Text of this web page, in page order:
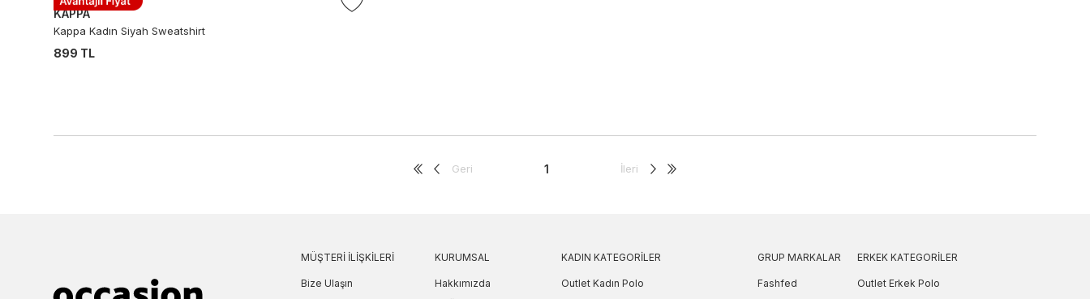
KAPPA
Kappa Kadın Siyah Sweatshirt
899 TL
Geri 1 İleri
MÜŞTERI İLIŞKILERI
Bize Ulaşın
KURUMSAL
Hakkımızda
KADIN KATEGORILER
Outlet Kadın Polo
GRUP MARKALAR
Fashfed
ERKEK KATEGORILER
Outlet Erkek Polo